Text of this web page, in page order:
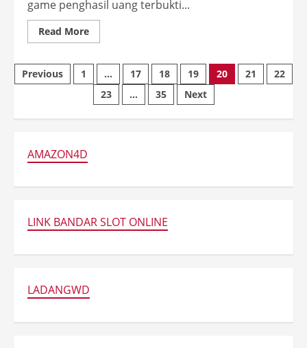
game penghasil uang terbukti...
Read MoreRead
more
Penghasil
Uang
Terbukti
Cuan,
Langsung
Cair
Posts
pagination
Previous 1 … 17 18 19 20 21
22
23
… 35 Next
AMAZON4D
LINK BANDAR SLOT ONLINE
LADANGWD